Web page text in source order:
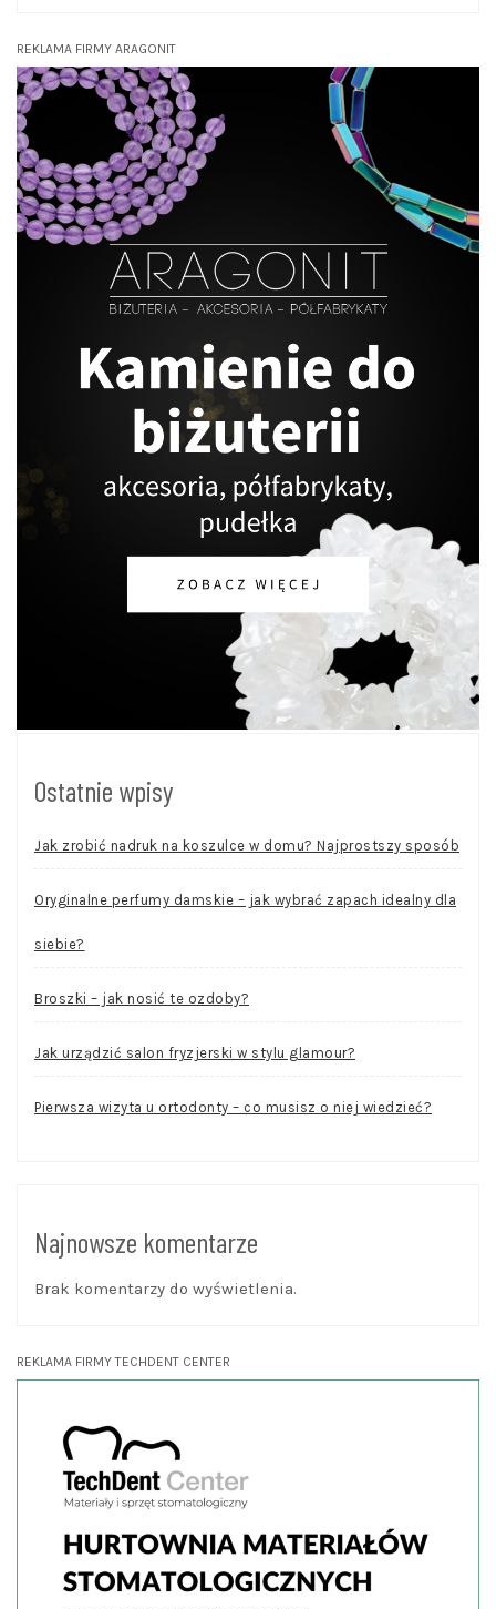
REKLAMA FIRMY ARAGONIT
Ostatnie wpisy
Jak zrobić nadruk na koszulce w domu? Najprostszy sposób
Oryginalne perfumy damskie – jak wybrać zapach idealny dla
siebie?
Broszki – jak nosić te ozdoby?
Jak urządzić salon fryzjerski w stylu glamour?
Pierwsza wizyta u ortodonty – co musisz o niej wiedzieć?
Najnowsze komentarze
Brak komentarzy do wyświetlenia.
REKLAMA FIRMY TECHDENT CENTER